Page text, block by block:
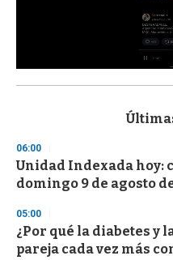
s
d
s
o
f
3
s
e
c
06:00
Unidad Indexada hoy:
domingo 9 de agosto
05:00
¿Por qué la diabetes y
pareja cada vez más